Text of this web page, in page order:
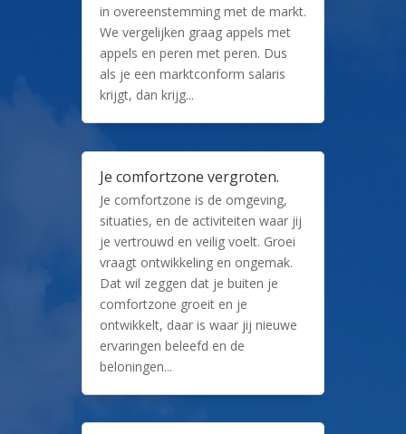
in overeenstemming met de markt.
We vergelijken graag appels met
appels en peren met peren. Dus
als je een marktconform salaris
krijgt, dan krijg...
Je comfortzone vergroten.
Je comfortzone is de omgeving,
situaties, en de activiteiten waar jij
je vertrouwd en veilig voelt. Groei
vraagt ontwikkeling en ongemak.
Dat wil zeggen dat je buiten je
comfortzone groeit en je
ontwikkelt, daar is waar jij nieuwe
ervaringen beleefd en de
beloningen...